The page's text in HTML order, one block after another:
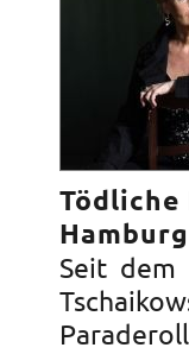
Hamburg
Seit dem